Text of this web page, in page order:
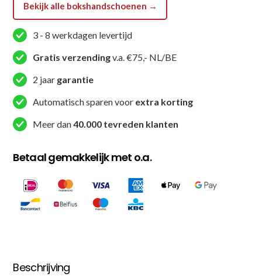
Bekijk alle bokshandschoenen →
3 - 8 werkdagen levertijd
Gratis verzendingv.a. €75,- NL/BE
2 jaar garantie
Automatisch sparen voor extra korting
Meer dan40.000 tevreden klanten
Betaal gemakkelijk met o.a.
Beschrijving